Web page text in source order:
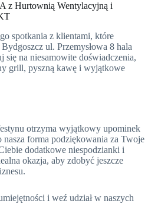
z Hurtownią Wentylacyjną i
spotkania z klientami, które
ul. Przemysłowa 8 hala
się na niesamowite doświadczenia,
grill, pyszną kawę i wyjątkowe
otrzyma wyjątkowy upominek
forma podziękowania za Twoje
dodatkowe niespodzianki i
okazja, aby zdobyć jeszcze
i weź udział w naszych